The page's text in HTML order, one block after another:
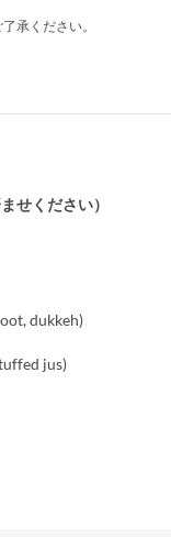
承ください。
せください）
dukkeh)
jus)